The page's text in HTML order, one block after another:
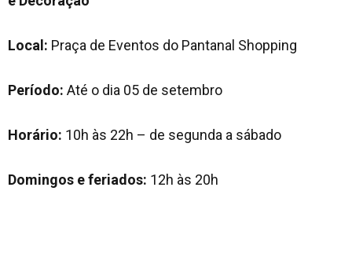
Local: Praça de Eventos do Pantanal Shopping
Período: Até o dia 05 de setembro
Horário: 10h às 22h – de segunda a sábado
Domingos e feriados: 12h às 20h